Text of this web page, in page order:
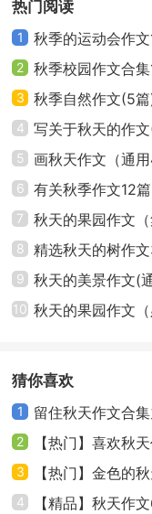
山上的松树苍
检阅。时时来一阵
秋天是青色的！
“你看我荡得多
旷的平台上荡秋千
丽的蓝色，那是孩
的！
下课了，同学
莹的小兔哇！它手
着“健康”二字，在
送给班里小美同学
了，大家都盼望她
幸福的小美，笑容
啊！迷人的秋
热门阅读
1 秋季的运动会作
2 秋季校园作文合
3 秋季自然作文(5篇
4 写关于秋天的作
5 画秋天作文（通用
6 有关秋季作文12篇
7 秋天的果园作文（
8 精选秋天的树作
9 秋天的美景作文(
10 秋天的果园作文（
猜你喜欢
1 留住秋天作文合
2 【热门】喜欢秋
3 【热门】金色的
4 【精品】秋天作